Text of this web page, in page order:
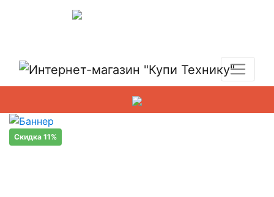
Скидка 11%